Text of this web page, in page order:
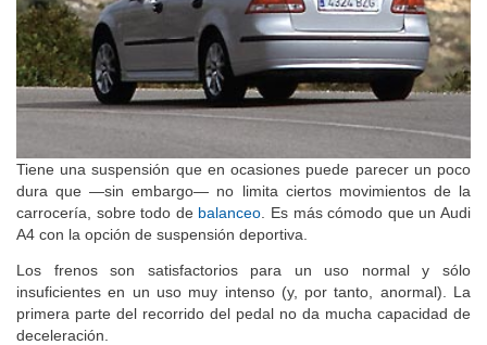
Tiene una suspensión que en ocasiones puede parecer un poco
dura que —sin embargo— no limita ciertos movimientos de la
carrocería, sobre todo de balanceo . Es más cómodo que un Audi
A4 con la opción de suspensión deportiva.
Los frenos son satisfactorios para un uso normal y sólo
insuficientes en un uso muy intenso (y, por tanto, anormal). La
primera parte del recorrido del pedal no da mucha capacidad de
deceleración.